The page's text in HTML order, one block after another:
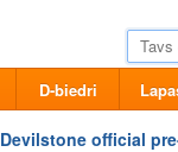
D-biedri
Devilstone official